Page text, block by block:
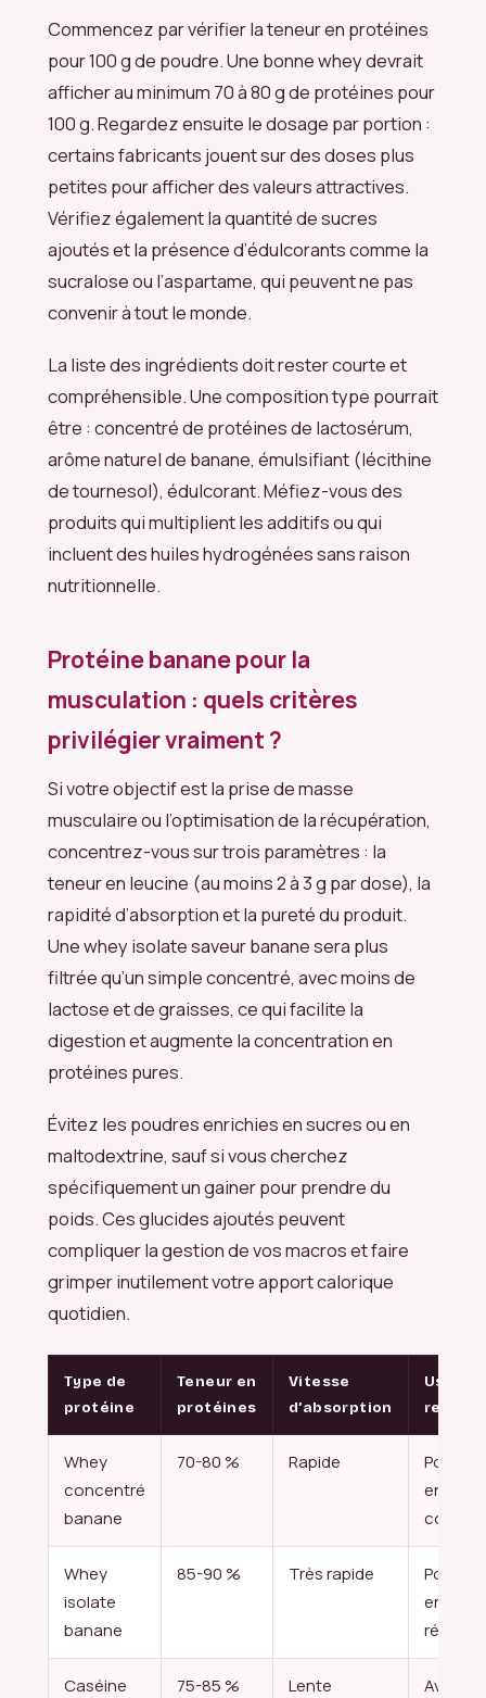
Commencez par vérifier la teneur en protéines
pour 100 g de poudre. Une bonne whey devrait
afficher au minimum 70 à 80 g de protéines pour
100 g. Regardez ensuite le dosage par portion :
certains fabricants jouent sur des doses plus
petites pour afficher des valeurs attractives.
Vérifiez également la quantité de sucres
ajoutés et la présence d’édulcorants comme la
sucralose ou l’aspartame, qui peuvent ne pas
convenir à tout le monde.
La liste des ingrédients doit rester courte et
compréhensible. Une composition type pourrait
être : concentré de protéines de lactosérum,
arôme naturel de banane, émulsifiant (lécithine
de tournesol), édulcorant. Méfiez-vous des
produits qui multiplient les additifs ou qui
incluent des huiles hydrogénées sans raison
nutritionnelle.
Protéine banane pour la
musculation : quels critères
privilégier vraiment ?
Si votre objectif est la prise de masse
musculaire ou l’optimisation de la récupération,
concentrez-vous sur trois paramètres : la
teneur en leucine (au moins 2 à 3 g par dose), la
rapidité d’absorption et la pureté du produit.
Une whey isolate saveur banane sera plus
filtrée qu’un simple concentré, avec moins de
lactose et de graisses, ce qui facilite la
digestion et augmente la concentration en
protéines pures.
Évitez les poudres enrichies en sucres ou en
maltodextrine, sauf si vous cherchez
spécifiquement un gainer pour prendre du
poids. Ces glucides ajoutés peuvent
compliquer la gestion de vos macros et faire
grimper inutilement votre apport calorique
quotidien.
Type de
protéine
Teneur en
protéines
Vitesse
d’absorption
Usage
Whey
concentré
banane
70-80 % Rapide
Post-
Whey
isolate
banane
85-90 % Très rapide
Post-
régime
Caséine
75-85 % Lente
Avant le